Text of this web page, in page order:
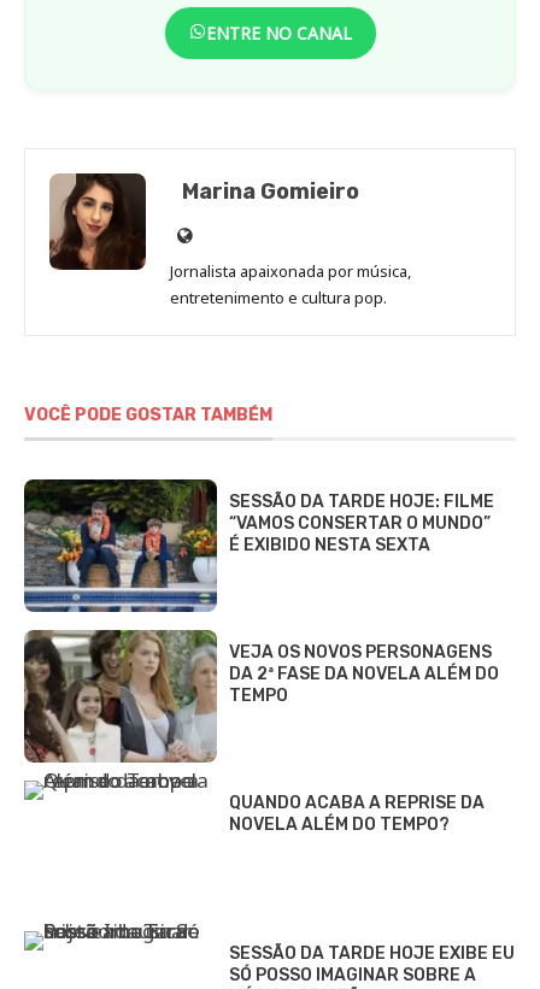
ENTRE NO CANAL
Marina Gomieiro
Site
de
Marina
Jornalista apaixonada por música,
entretenimento e cultura pop.
VOCÊ PODE GOSTAR TAMBÉM
SESSÃO DA TARDE HOJE: FILME
“VAMOS CONSERTAR O MUNDO”
É EXIBIDO NESTA SEXTA
VEJA OS NOVOS PERSONAGENS
DA 2ª FASE DA NOVELA ALÉM DO
TEMPO
QUANDO ACABA A REPRISE DA
NOVELA ALÉM DO TEMPO?
SESSÃO DA TARDE HOJE EXIBE EU
SÓ POSSO IMAGINAR SOBRE A